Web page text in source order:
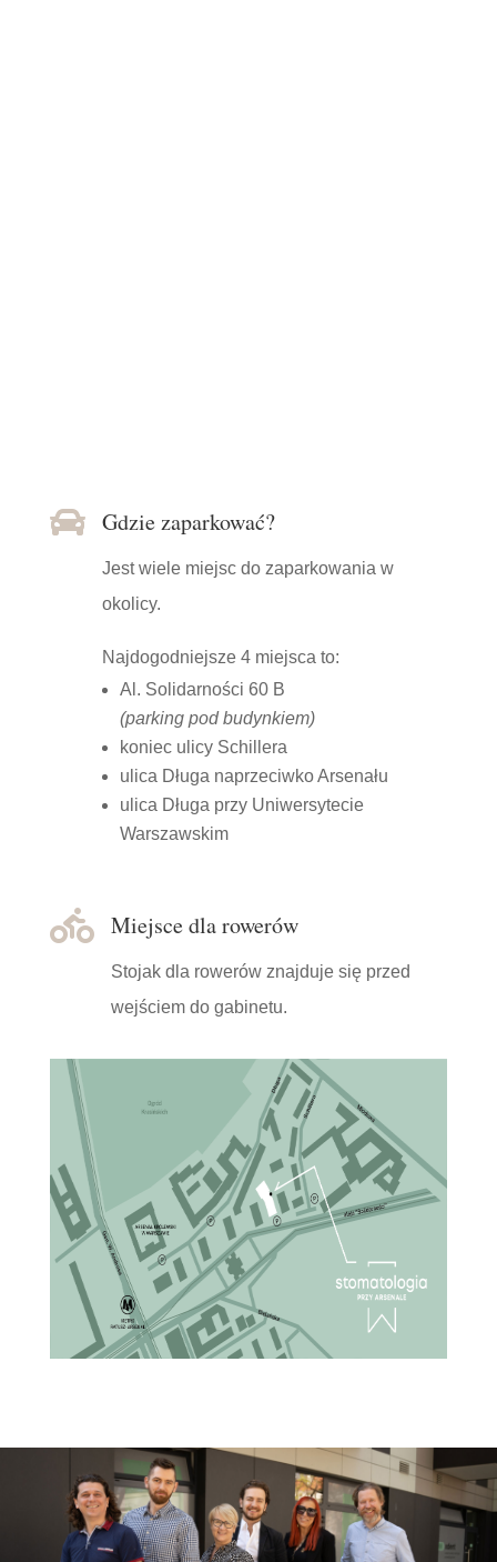
 Gdzie zaparkować?
Jest wiele miejsc do zaparkowania w
okolicy.
Najdogodniejsze 4 miejsca to:
Al. Solidarności 60 B
(parking pod budynkiem)
koniec ulicy Schillera
ulica Długa naprzeciwko Arsenału
ulica Długa przy Uniwersytecie
Warszawskim
 Miejsce dla rowerów
Stojak dla rowerów znajduje się przed
wejściem do gabinetu.